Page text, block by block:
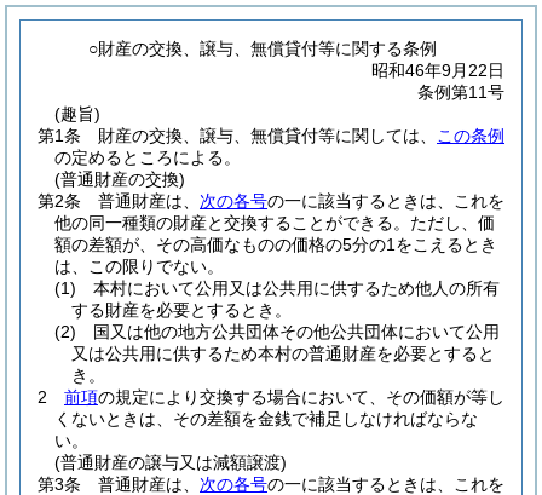
○財産の交換、譲与、無償貸付等に関する条例
昭和46年9月22日
条例第11号
(趣旨)
第1条
財産の交換、譲与、無償貸付等に関しては、
この条例
の定めるところによる。
(普通財産の交換)
第2条
普通財産は、 次の各号の一に該当するときは、これを
他の同一種類の財産と交換することができる。 ただし、価
額の差額が、その高価なものの価格の5分の1をこえるとき
は、この限りでない。
(1)
本村において公用又は公共用に供するため他人の所有
する財産を必要とするとき。
(2)
国又は他の地方公共団体その他公共団体において公用
又は公共用に供するため本村の普通財産を必要とすると
き。
2
前項の規定により交換する場合において、その価額が等し
くないときは、その差額を金銭で補足しなければならな
い。
(普通財産の譲与又は減額譲渡)
第3条
普通財産は、 次の各号の一に該当するときは、これを